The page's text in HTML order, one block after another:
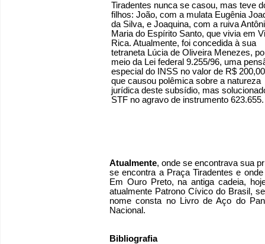
Tiradentes nunca se casou, mas teve
filhos: João, com a mulata Eugênia
da Silva, e Joaquina, com a ruiva
Maria do Espírito Santo, que vivia em
Rica. Atualmente, foi concedida à sua
tetraneta Lúcia de Oliveira Menezes,
meio da Lei federal 9.255/96, uma
especial do INSS no valor de R$
que causou polêmica sobre a natureza
jurídica deste subsídio, mas
STF no agravo de instrumento 623.655.
Atualmente, onde se encontrava sua
se encontra a Praça Tiradentes e
Em Ouro Preto, na antiga cadeia,
atualmente Patrono Cívico do Brasil,
nome consta no Livro de Aço do
Nacional.
Bibliografia